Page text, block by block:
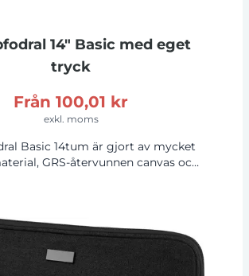
14" Basic med eget
tryck
Från 100,01 kr
exkl. moms
Basic 14tum är gjort av mycket
GRS-återvunnen canvas och
med plats för branding. 80% GRS-
bomull och 20% Bomull